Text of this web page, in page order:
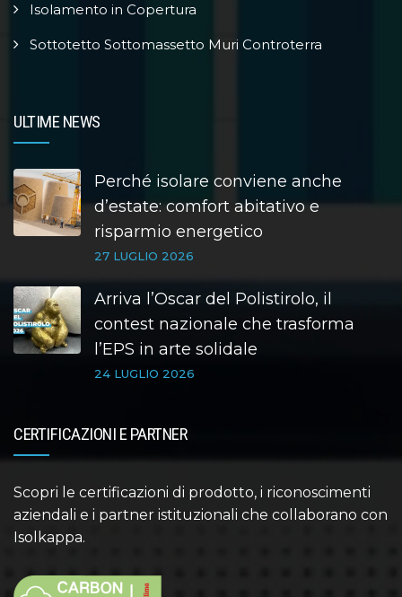
Isolamento in Copertura
Sottotetto Sottomassetto Muri Controterra
ULTIME NEWS
Perché isolare conviene anche
d’estate: comfort abitativo e
risparmio energetico
27 LUGLIO 2026
Arriva l’Oscar del Polistirolo, il
contest nazionale che trasforma
l’EPS in arte solidale
24 LUGLIO 2026
CERTIFICAZIONI E PARTNER
Scopri le certificazioni di prodotto, i riconoscimenti
aziendali e i partner istituzionali che collaborano con
Isolkappa.